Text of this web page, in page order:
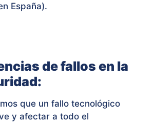
España).
de fallos en la
que un fallo tecnológico
y afectar a todo el